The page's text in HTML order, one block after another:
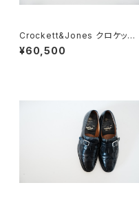
Crockett&Jones クロケット&
ジョーズ FISHERMAN グルカ
サンダル 7E スエード
¥60,500